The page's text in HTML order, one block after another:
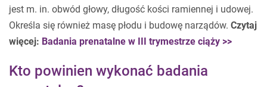
jest m. in. obwód głowy, długość kości ramiennej i udowej.
Określa się również masę płodu i budowę narządów. Czytaj
więcej: Badania prenatalne w III trymestrze ciąży >>
Kto powinien wykonać badania